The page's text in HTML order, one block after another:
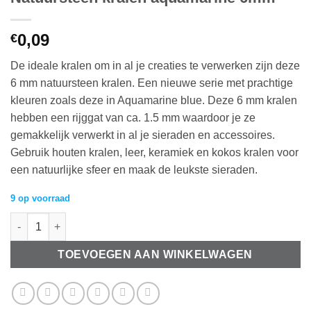
€0,09
De ideale kralen om in al je creaties te verwerken zijn deze
6 mm natuursteen kralen. Een nieuwe serie met prachtige
kleuren zoals deze in Aquamarine blue. Deze 6 mm kralen
hebben een rijggat van ca. 1.5 mm waardoor je ze
gemakkelijk verwerkt in al je sieraden en accessoires.
Gebruik houten kralen, leer, keramiek en kokos kralen voor
een natuurlijke sfeer en maak de leukste sieraden.
9 op voorraad
Natuursteen kralen aquamarine 6mm aantal
TOEVOEGEN AAN WINKELWAGEN